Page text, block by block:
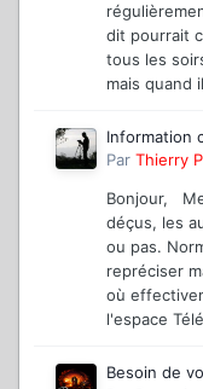
dit pourrait
tous les
mais quand
Information
Par Thierry
Bonjour,
déçus, les
ou pas.
repréciser
où
l'espace
Besoin de